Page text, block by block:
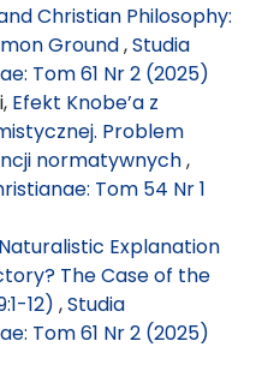
Christian Philosophy:
Ground,Studia
Tom 61 Nr 2 (2025)
Efekt Knobe’a z
Problem
normatywnych,
Tom 54 Nr 1
Explanation
The Case of the
12) ,Studia
Tom 61 Nr 2 (2025)